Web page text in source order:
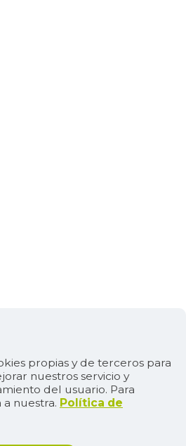
propias y de terceros para
nuestros servicio y
del usuario. Para
nuestra. Política de